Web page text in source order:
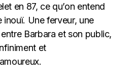
en 87, ce qu’on entend
inouï. Une ferveur, une
Barbara et son public,
et